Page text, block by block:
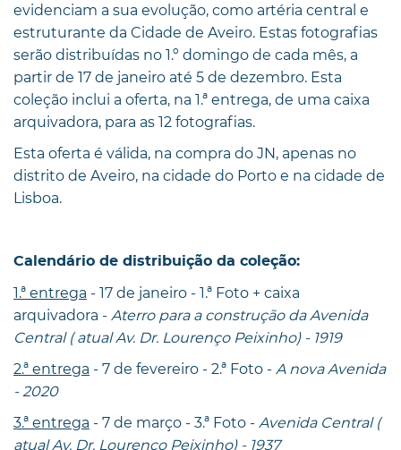
evidenciam a sua evolução, como artéria central e
estruturante da Cidade de Aveiro. Estas fotografias
serão distribuídas no 1.º domingo de cada mês, a
partir de 17 de janeiro até 5 de dezembro. Esta
coleção inclui a oferta, na 1.ª entrega, de uma caixa
arquivadora, para as 12 fotografias.
Esta oferta é válida, na compra do JN, apenas no
distrito de Aveiro, na cidade do Porto e na cidade de
Lisboa.
Calendário de distribuição da coleção:
1.ª entrega - 17 de janeiro - 1.ª Foto + caixa
arquivadora - Aterro para a construção da Avenida
Central ( atual Av. Dr. Lourenço Peixinho) - 1919
2.ª entrega - 7 de fevereiro - 2.ª Foto - A nova Avenida
- 2020
3.ª entrega - 7 de março - 3.ª Foto - Avenida Central (
atual Av. Dr. Lourenço Peixinho) - 1937